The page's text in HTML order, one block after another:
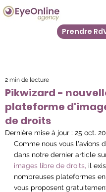
Prendre
Pikwizard -
plateforme
de droits
2 min de lecture
Dernière mise à jour : 25 oct.
Comme nous vous l'avions
dans notre dernier article
images libre de droits, il
nombreuses plateformes
vous proposent